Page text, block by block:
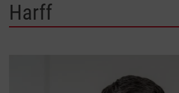
Harff